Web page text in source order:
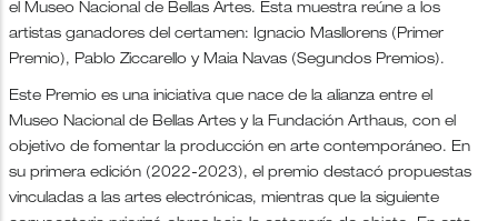
el Museo Nacional de Bellas Artes. Esta muestra reúne a los
artistas ganadores del certamen: Ignacio Masllorens (Primer
Premio), Pablo Ziccarello y Maia Navas (Segundos Premios).
Este Premio es una iniciativa que nace de la alianza entre el
Museo Nacional de Bellas Artes y la Fundación Arthaus, con el
objetivo de fomentar la producción en arte contemporáneo. En
su primera edición (2022-2023), el premio destacó propuestas
vinculadas a las artes electrónicas, mientras que la siguiente